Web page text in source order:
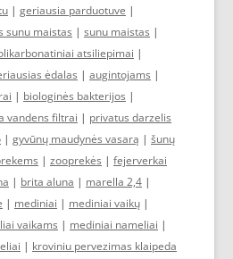
| geriausia parduotuve |
sunu maistas | sunu maistas |
atsiliepimai |
ėdalas | augintojams |
| biologinės bakterijos |
vandens filtrai | privatus darzelis
| gyvūnų maudynės vasarą | šunų
| zooprekės | fejerverkai
| brita aluna | marella 2,4 |
| mediniai | mediniai vaikų |
vaikams | mediniai nameliai |
| kroviniu pervezimas klaipeda